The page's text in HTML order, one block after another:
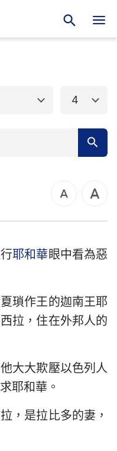
志下
記
米書
西結書
阿書
4
耶和華眼中看為惡
瑣作王的迦南王耶
拉，住在外邦人的
大大欺壓以色列人
耶和華。
，是拉比多的妻，